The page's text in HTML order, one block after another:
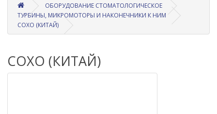
ОБОРУДОВАНИЕ СТОМАТОЛОГИЧЕСКОЕ
ТУРБИНЫ, МИКРОМОТОРЫ И НАКОНЕЧНИКИ К НИМ
COXO (КИТАЙ)
COXO (КИТАЙ)